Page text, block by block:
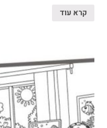
קרא עוד